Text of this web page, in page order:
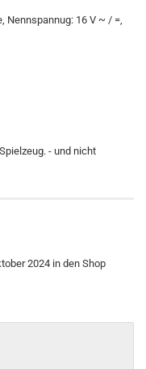
Nennspannug: 16 V ~ / =,
- und nicht
2024 in den Shop